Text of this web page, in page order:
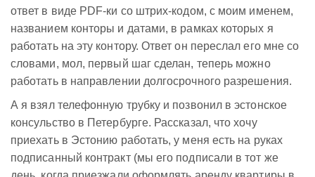
ответ в виде PDF-ки со штрих-кодом, с моим именем,
названием конторы и датами, в рамках которых я
работать на эту контору. Ответ он переслал его мне со
словами, мол, первый шаг сделан, теперь можно
работать в направлении долгосрочного разрешения.
А я взял телефонную трубку и позвонил в эстонское
консульство в Петербурге. Рассказал, что хочу
приехать в Эстонию работать, у меня есть на руках
подписанный контракт (мы его подписали в тот же